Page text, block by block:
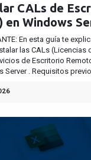
CALs de
en Windows
En esta guía te
las CALs (Licencias
de Escritorio
Server . Requisitos